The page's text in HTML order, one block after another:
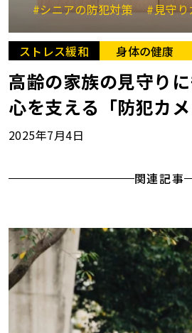
#シニアの防犯対策 #見守
ストレス緩和 身体の健康
高齢の家族の見守り
心を支える「防犯カ
2025年7月4日
関連記事